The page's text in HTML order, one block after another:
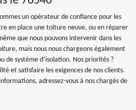
un opérateur de confiance pour les
en place une toiture neuve, ou en réparer
que nous pouvons intervenir dans les
mais nous nous chargeons également
de système d’isolation. Nos priorités ?
et satisfaire les exigences de nos clients.
adressez-vous à nos chargés de